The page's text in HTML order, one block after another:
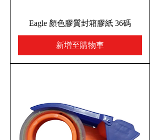
Eagle 顏色膠質封箱膠紙 36碼
新增至購物車